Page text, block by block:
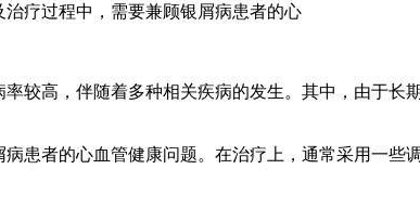
疗过程中，需要兼顾银屑病患者的心
较高，伴随着多种相关疾病的发生。其中，由于
患者的心血管健康问题。在治疗上，通常采用一些